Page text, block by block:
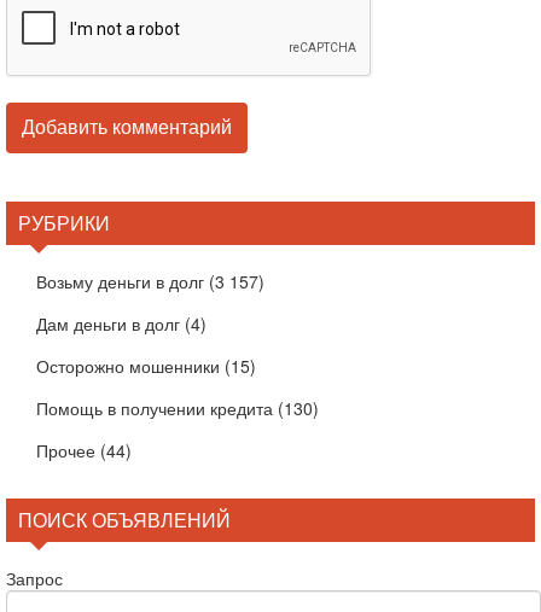
РУБРИКИ
Возьму деньги в долг (3 157)
Дам деньги в долг (4)
Осторожно мошенники (15)
Помощь в получении кредита (130)
Прочее (44)
ПОИСК ОБЪЯВЛЕНИЙ
Запрос